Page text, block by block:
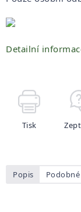
Detailní
Tisk
Popis